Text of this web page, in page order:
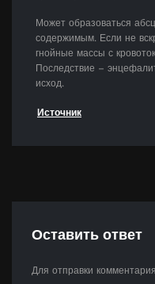
Может образоваться
содержимым. Если не
гнойные массы с
Последствие –
исход.
Источник
Оставить ответ
Для отправки